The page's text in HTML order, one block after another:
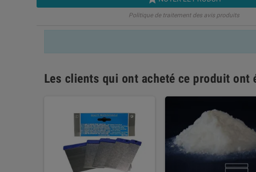
Politique de traitement des avis produits
Les clients qui ont acheté ce produit ont